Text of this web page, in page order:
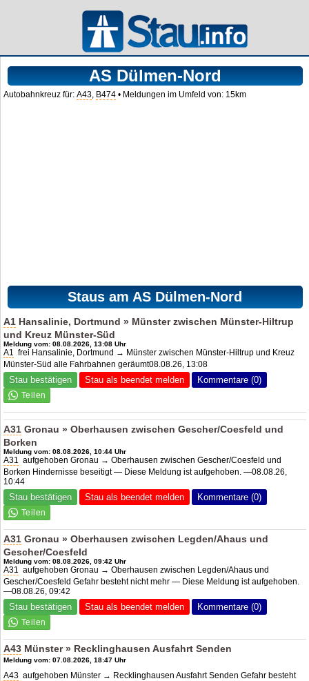
AS Dülmen-Nord
Autobahnkreuz für:A43, B474 • Meldungen im Umfeld von: 15km
Staus am AS Dülmen-Nord
A1 Hansalinie, Dortmund » Münster zwischen Münster-Hiltrup
und Kreuz Münster-Süd
Meldung vom: 08.08.2026, 13:08 Uhr
A1 frei Hansalinie, Dortmund → Münster zwischen Münster-Hiltrup und Kreuz
Münster-Süd alle Fahrbahnen geräumt08.08.26, 13:08
Stau bestätigen Stau als beendet melden Kommentare (0)
A31 Gronau » Oberhausen zwischen Gescher/Coesfeld und
Borken
Meldung vom: 08.08.2026, 10:44 Uhr
A31 aufgehoben Gronau → Oberhausen zwischen Gescher/Coesfeld und
Borken Hindernisse beseitigt — Diese Meldung ist aufgehoben. —08.08.26,
10:44
Stau bestätigen Stau als beendet melden Kommentare (0)
A31 Gronau » Oberhausen zwischen Legden/Ahaus und
Gescher/Coesfeld
Meldung vom: 08.08.2026, 09:42 Uhr
A31 aufgehoben Gronau → Oberhausen zwischen Legden/Ahaus und
Gescher/Coesfeld Gefahr besteht nicht mehr — Diese Meldung ist aufgehoben.
—08.08.26, 09:42
Stau bestätigen Stau als beendet melden Kommentare (0)
A43 Münster » Recklinghausen Ausfahrt Senden
Meldung vom: 07.08.2026, 18:47 Uhr
A43 aufgehoben Münster → Recklinghausen Ausfahrt Senden Gefahr besteht